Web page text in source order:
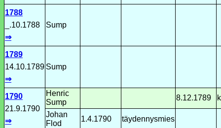
1788
_.10.1788
⇒
Sump
1789
14.10.1789
⇒
Sump
1790
21.9.1790
⇒
Henric
Sump
8.12.1789
Johan
Flod
1.4.1790 täydennysmies